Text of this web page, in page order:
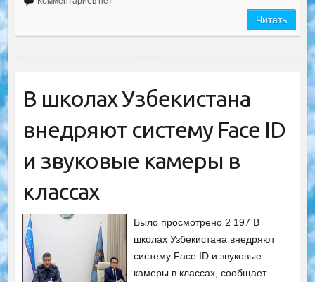
Читать
В школах Узбекистана
внедряют систему Face ID
и звуковые камеры в
классах
Было просмотрено 2 197 В
школах Узбекистана внедряют
систему Face ID и звуковые
камеры в классах, сообщает